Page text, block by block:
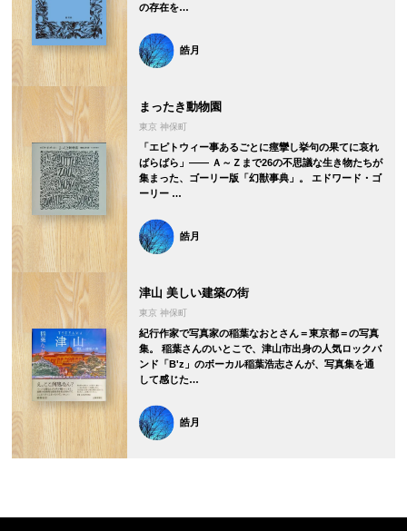
の存在を…
皓月
まったき動物園
東京 神保町
「エピトウィー事あるごとに痙攣し挙句の果てに哀れ
ばらばら」―― Ａ～Ｚまで26の不思議な生き物たちが
集まった、ゴーリー版「幻獣事典」。 エドワード・ゴ
ーリー …
皓月
津山 美しい建築の街
東京 神保町
紀行作家で写真家の稲葉なおとさん＝東京都＝の写真
集。 稲葉さんのいとこで、津山市出身の人気ロックバ
ンド「B'z」のボーカル稲葉浩志さんが、写真集を通
して感じた…
皓月